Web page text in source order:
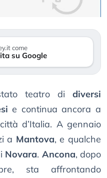
come
su Google
teatro didiversi
e continua ancora a
d’Italia. A gennaio
a Mantova, e qualche
Novara. Ancona, dopo
sta affrontando